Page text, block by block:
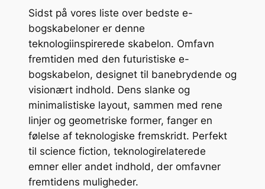
Sidst på vores liste over bedste e-
bogskabeloner er denne
teknologiinspirerede skabelon. Omfavn
fremtiden med den futuristiske e-
bogskabelon, designet til banebrydende og
visionært indhold. Dens slanke og
minimalistiske layout, sammen med rene
linjer og geometriske former, fanger en
følelse af teknologiske fremskridt. Perfekt
til science fiction, teknologirelaterede
emner eller andet indhold, der omfavner
fremtidens muligheder.